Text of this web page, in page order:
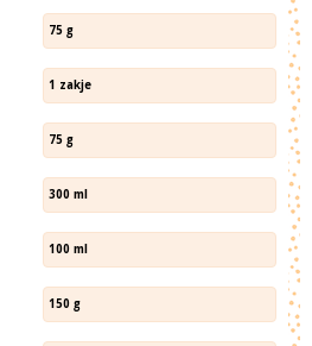
75 g
1 zakje
75 g
300 ml
100 ml
150 g